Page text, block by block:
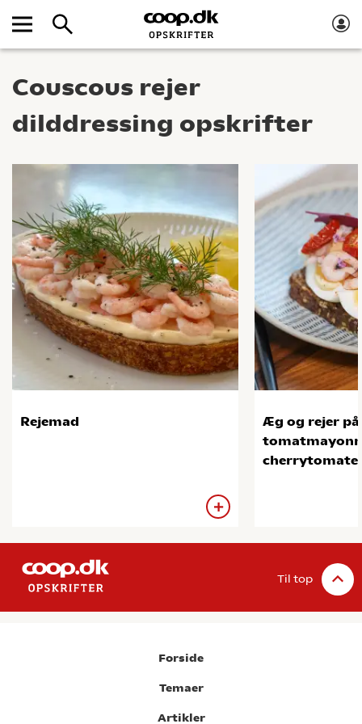
Couscous rejer
dilddressing opskrifter
Rejemad
Æg og rejer
Til top
Forside
Temaer
Artikler